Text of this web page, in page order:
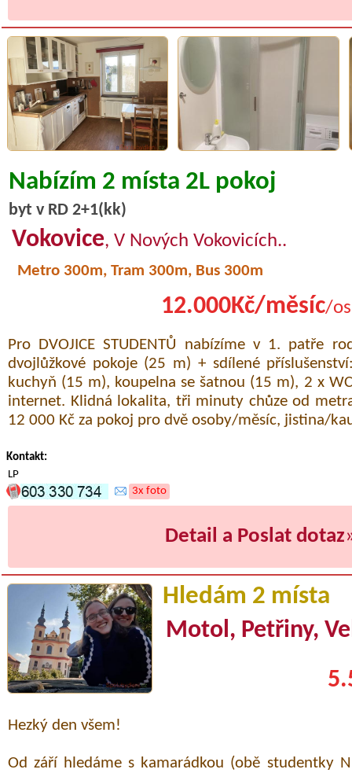
Nabízím 2 místa 2L pokoj
byt v RD 2+1(kk)
Vokovice, V Nových Vokovicích..
Metro 300m, Tram 300m, Bus 300m
12.000Kč/měsíc/
Pro DVOJICE STUDENTŮ nabízíme v 1. patře
dvojlůžkové pokoje (25 m) + sdílené
kuchyň (15 m), koupelna se šatnou (15 m), 2 x
internet. Klidná lokalita, tři minuty chůze od
12 000 Kč za pokoj pro dvě osoby/měsíc, jistina/
Kontakt:
LP
3x foto
Detail a Poslat dotaz
Hledám 2 místa
Motol, Petřiny,
Hezký den všem!
Od září hledáme s kamarádkou (obě studentky